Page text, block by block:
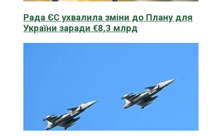
Рада ЄС ухвалила зміни до Плану для
України заради €8,3 млрд